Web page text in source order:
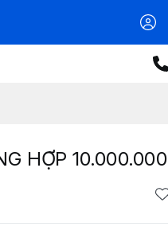
HỢP 10.000.000